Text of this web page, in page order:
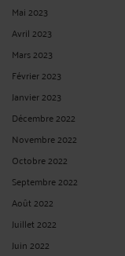
Mai 2023
Avril 2023
Mars 2023
Février 2023
Janvier 2023
Décembre 2022
Novembre 2022
Octobre 2022
Septembre 2022
Août 2022
Juillet 2022
Juin 2022